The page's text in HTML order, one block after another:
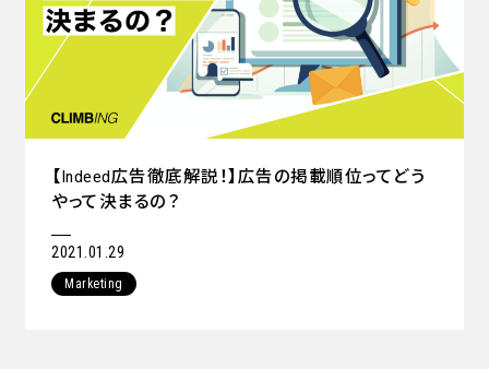
【Indeed広告徹底解説！】広告の掲載順位ってどう
やって決まるの？
2021.01.29
Marketing